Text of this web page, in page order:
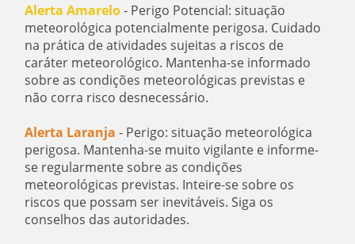
Alerta Amarelo- Perigo Potencial: situação
meteorológica potencialmente perigosa. Cuidado
na prática de atividades sujeitas a riscos de
caráter meteorológico. Mantenha-se informado
sobre as condições meteorológicas previstas e
não corra risco desnecessário.
Alerta Laranja - Perigo: situação meteorológica
perigosa. Mantenha-se muito vigilante e informe-
se regularmente sobre as condições
meteorológicas previstas. Inteire-se sobre os
riscos que possam ser inevitáveis. Siga os
conselhos das autoridades.